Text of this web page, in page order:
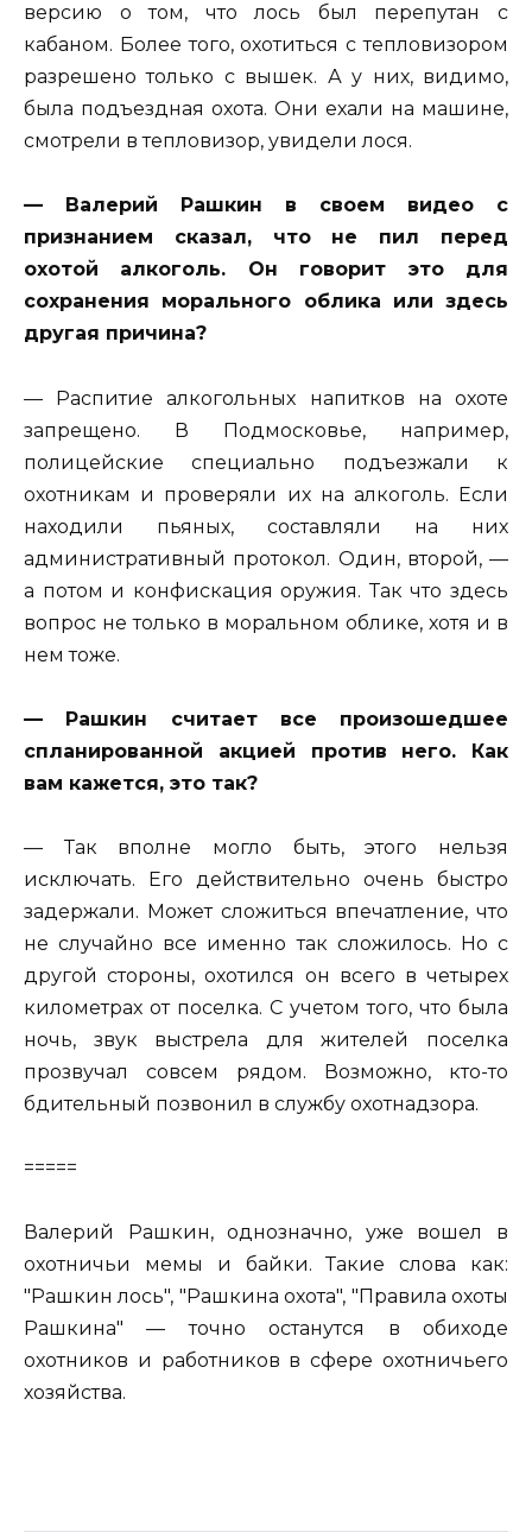
версию о том, что лось был перепутан с
кабаном. Более того, охотиться с тепловизором
разрешено только с вышек. А у них, видимо,
была подъездная охота. Они ехали на машине,
смотрели в тепловизор, увидели лося.
— Валерий Рашкин в своем видео с
признанием сказал, что не пил перед
охотой алкоголь. Он говорит это для
сохранения морального облика или здесь
другая причина?
— Распитие алкогольных напитков на охоте
запрещено. В Подмосковье, например,
полицейские специально подъезжали к
охотникам и проверяли их на алкоголь. Если
находили пьяных, составляли на них
административный протокол. Один, второй, —
а потом и конфискация оружия. Так что здесь
вопрос не только в моральном облике, хотя и в
нем тоже.
— Рашкин считает все произошедшее
спланированной акцией против него. Как
вам кажется, это так?
— Так вполне могло быть, этого нельзя
исключать. Его действительно очень быстро
задержали. Может сложиться впечатление, что
не случайно все именно так сложилось. Но с
другой стороны, охотился он всего в четырех
километрах от поселка. С учетом того, что была
ночь, звук выстрела для жителей поселка
прозвучал совсем рядом. Возможно, кто-то
бдительный позвонил в службу охотнадзора.
=====
Валерий Рашкин, однозначно, уже вошел в
охотничьи мемы и байки. Такие слова как:
"Рашкин лось", "Рашкина охота", "Правила охоты
Рашкина" — точно останутся в обиходе
охотников и работников в сфере охотничьего
хозяйства.